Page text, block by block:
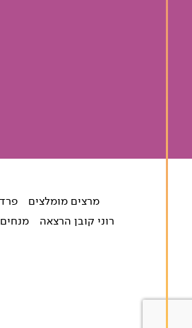
מרצים מומלצים
רוני קובן הרצאה